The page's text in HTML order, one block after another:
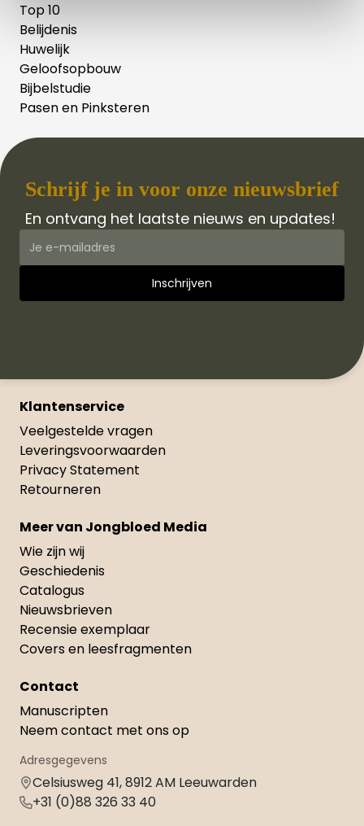
Top 10
Belijdenis
Huwelijk
Geloofsopbouw
Bijbelstudie
Pasen en Pinksteren
Schrijf je in voor onze nieuwsbrief
En ontvang het laatste nieuws en updates!
Klantenservice
Veelgestelde vragen
Leveringsvoorwaarden
Privacy Statement
Retourneren
Meer van Jongbloed Media
Wie zijn wij
Geschiedenis
Catalogus
Nieuwsbrieven
Recensie exemplaar
Covers en leesfragmenten
Contact
Manuscripten
Neem contact met ons op
Adresgegevens
Celsiusweg 41, 8912 AM Leeuwarden
+31 (0)88 326 33 40